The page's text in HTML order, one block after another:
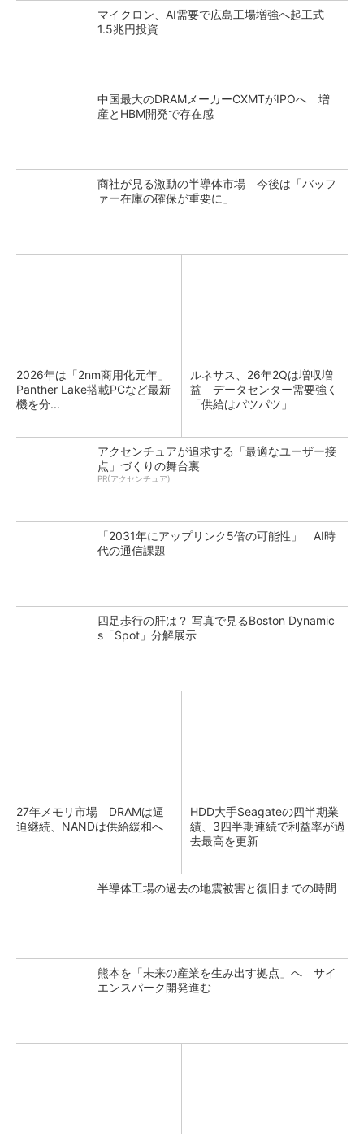
マイクロン、AI需要で広島工場増強へ起工式
1.5兆円投資
中国最大のDRAMメーカーCXMTがIPOへ 増
産とHBM開発で存在感
商社が見る激動の半導体市場 今後は「バッフ
ァー在庫の確保が重要に」
2026年は「2nm商用化元年」
Panther Lake搭載PCなど最新
機を分...
ルネサス、26年2Qは増収増
益 データセンター需要強く
「供給はパツパツ」
アクセンチュアが追求する「最適なユーザー接
点」づくりの舞台裏
PR(アクセンチュア)
「2031年にアップリンク5倍の可能性」 AI時
代の通信課題
四足歩行の肝は？ 写真で見るBoston Dynamic
s「Spot」分解展示
27年メモリ市場 DRAMは逼
迫継続、NANDは供給緩和へ
HDD大手Seagateの四半期業
績、3四半期連続で利益率が過
去最高を更新
半導体工場の過去の地震被害と復旧までの時間
熊本を「未来の産業を生み出す拠点」へ サイ
エンスパーク開発進む